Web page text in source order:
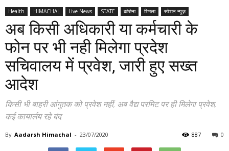
Health HIMACHAL Live News STATE कोरोना शिमला स्पेशल न्यूज़
अब किसी अधिकारी या कर्मचारी के
फोन पर भी नही मिलेगा प्रदेश
सचिवालय में प्रवेश, जारी हुए सख्त
आदेश
किसी भी बाहरी आंगुतक को प्रवेश नहीं, अब वैद्य परमिट पर ही मिलेगा प्रवेश,
कई कायार्लय रहे बंद
By Aadarsh Himachal - 23/07/2020 0
887